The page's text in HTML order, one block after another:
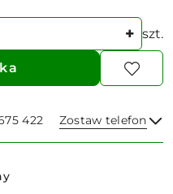
szt.
422 Zostaw telefon